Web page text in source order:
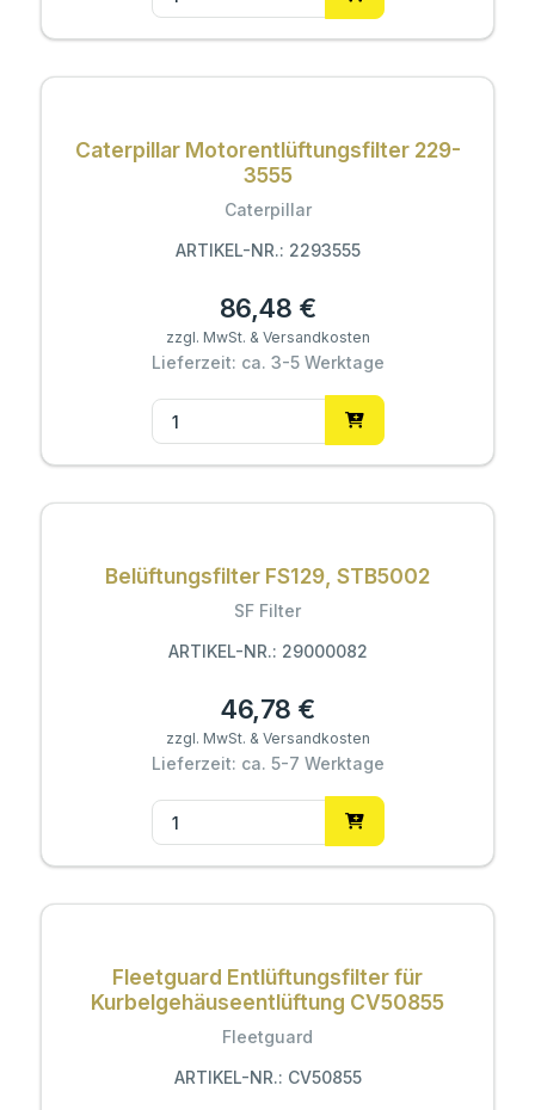
Caterpillar Motorentlüftungsfilter 229-
3555
Caterpillar
ARTIKEL-NR.: 2293555
86,48 €
zzgl. MwSt. & Versandkosten
Lieferzeit: ca. 3-5 Werktage
Belüftungsfilter FS129, STB5002
SF Filter
ARTIKEL-NR.: 29000082
46,78 €
zzgl. MwSt. & Versandkosten
Lieferzeit: ca. 5-7 Werktage
Fleetguard Entlüftungsfilter für
Kurbelgehäuseentlüftung CV50855
Fleetguard
ARTIKEL-NR.: CV50855